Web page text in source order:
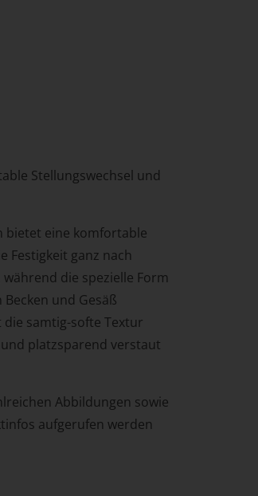
Stellungswechsel und
bietet eine komfortable
Festigkeit ganz nach
die spezielle Form
und Gesäß
samtig-softe Textur
platzsparend verstaut
Abbildungen sowie
aufgerufen werden